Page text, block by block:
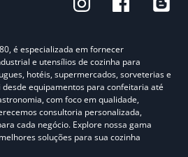
é especializada em fornecer
e utensílios de cozinha para
hotéis, supermercados, sorveterias e
equipamentos para confeitaria até
com foco em qualidade,
consultoria personalizada,
cada negócio. Explore nossa gama
soluções para sua cozinha